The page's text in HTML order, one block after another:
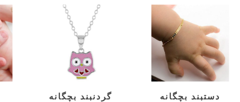
دستبند بچگانه گردنبند بچگانه